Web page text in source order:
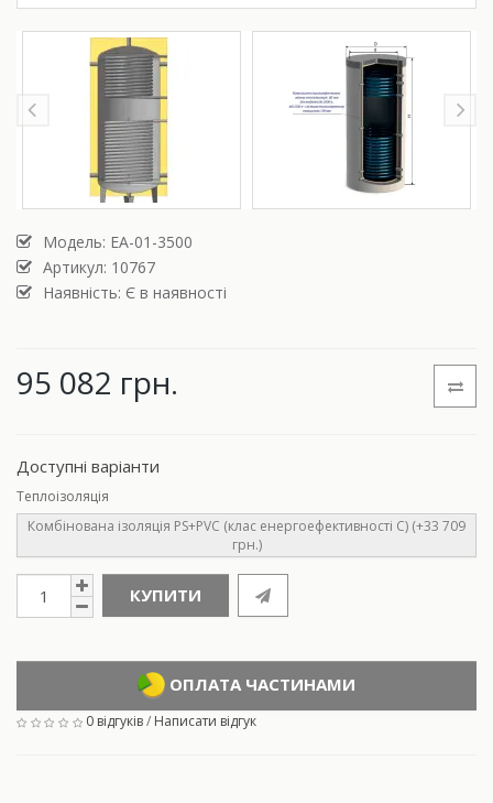
Модель: ЕА-01-3500
Артикул: 10767
Наявність: Є в наявності
95 082 грн.
Доступні варіанти
Теплоізоляція
Комбінована ізоляція PS+PVC (клас енергоефективності С) (+33 709
грн.)
КУПИТИ
ОПЛАТА ЧАСТИНАМИ
0 відгуків/ Написати відгук